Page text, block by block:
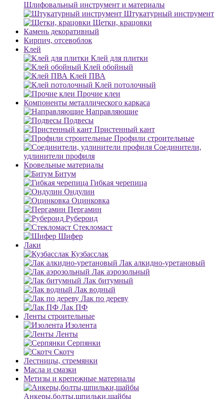
Шлифовальный инструмент и материалы
Штукатурный инструмент
Щетки, крацовки
Камень декоративный
Кирпич, отсевоблок
Клей
Клей для плитки
Клей обойный
Клей ПВА
Клей потолочный
Прочие клеи
Компоненты металлического каркаса
Направляющие
Подвесы
Пристенный кант
Профили строительные
Соединители,
удлинители профиля
Кровельные материалы
Битум
Гибкая черепица
Ондулин
Оцинковка
Пергамин
Рубероид
Стекломаст
Шифер
Лаки
Кузбасслак
Лак алкидно-уретановый
Лак аэрозольный
Лак битумный
Лак водный
Лак по дереву
Лак ПФ
Ленты строительные
Изолента
Ленты
Серпянки
Скотч
Лестницы, стремянки
Масла и смазки
Метизы и крепежные материалы
Анкеры,болты,шпильки,шайбы